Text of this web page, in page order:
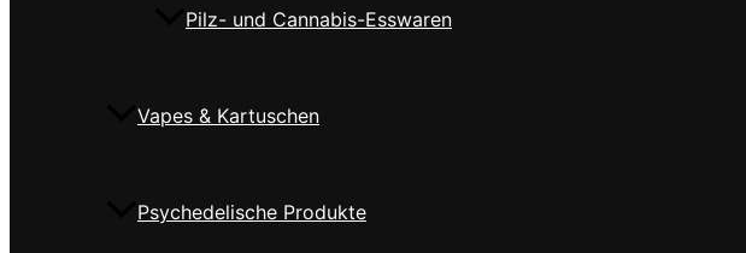
Pilz- und Cannabis-Esswaren
Vapes & Kartuschen
Psychedelische Produkte